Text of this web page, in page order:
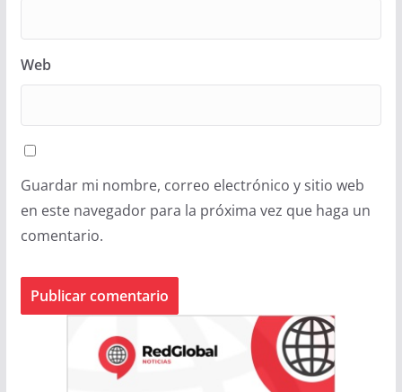
Web
Guardar mi nombre, correo electrónico y sitio web
en este navegador para la próxima vez que haga un
comentario.